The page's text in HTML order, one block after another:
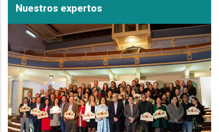
Nuestros expertos